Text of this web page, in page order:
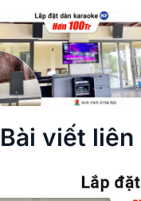
Bài viết liên